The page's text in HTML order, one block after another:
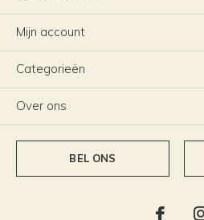
Mijn account
Categorieën
Over ons
BEL ONS